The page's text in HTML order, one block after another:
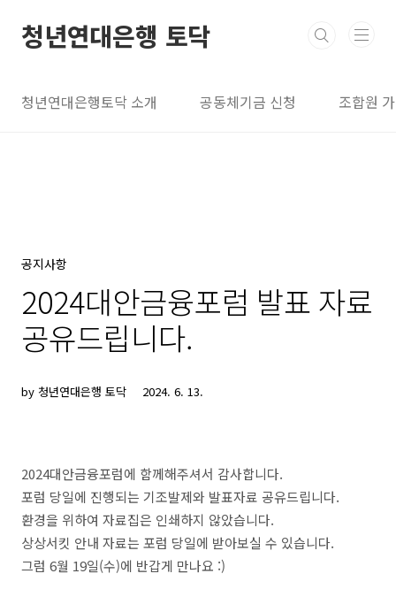
청년연대은행 토닥
청년연대은행토닥 소개 공동체기금 신청 조합원
공지사항
2024대안금융포럼 발표 자료
공유드립니다.
by 청년연대은행 토닥 2024. 6. 13.
2024대안금융포럼에 함께해주셔서 감사합니다.
포럼 당일에 진행되는 기조발제와 발표자료 공유드립니다.
환경을 위하여 자료집은 인쇄하지 않았습니다.
상상서킷 안내 자료는 포럼 당일에 받아보실 수 있습니다.
그럼 6월 19일(수)에 반갑게 만나요 :)